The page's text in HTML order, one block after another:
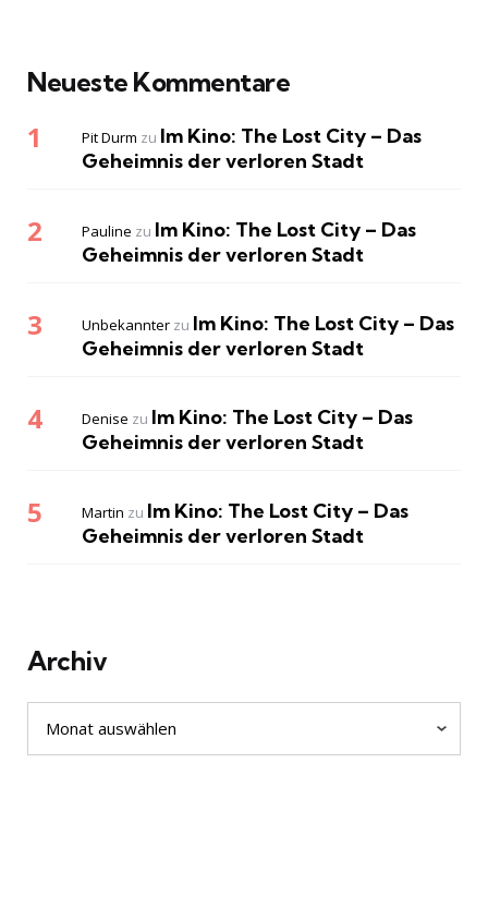
Neueste Kommentare
Pit Durm zu Im Kino: The Lost City – Das
Geheimnis der verloren Stadt
Pauline zu Im Kino: The Lost City – Das
Geheimnis der verloren Stadt
Unbekannter zu Im Kino: The Lost City – Das
Geheimnis der verloren Stadt
Denise zu Im Kino: The Lost City – Das
Geheimnis der verloren Stadt
Martin zu Im Kino: The Lost City – Das
Geheimnis der verloren Stadt
Archiv
Archiv